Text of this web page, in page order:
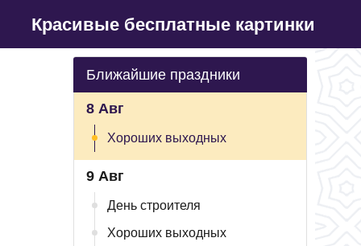
Красивые бесплатные картинки
Ближайшие праздники
8 Авг
Хороших выходных
9 Авг
День строителя
Хороших выходных